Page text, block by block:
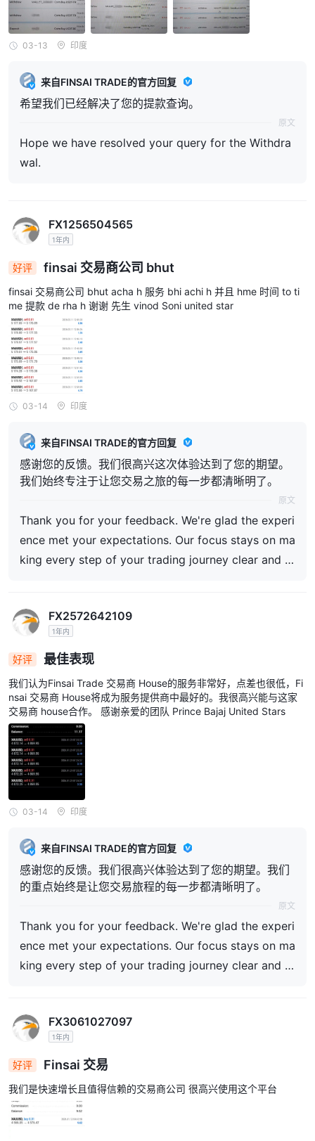
03-13 印度
来自FINSAI TRADE的官方回复
希望我们已经解决了您的提款查询。
原文
Hope we have resolved your query for the Withdra
wal.
FX1256504565
1年内
好评 finsai 交易商公司 bhut
finsai 交易商公司 bhut acha h 服务 bhi achi h 并且 hme 时间 to ti
me 提款 de rha h 谢谢 先生 vinod Soni united star
03-14 印度
来自FINSAI TRADE的官方回复
感谢您的反馈。我们很高兴这次体验达到了您的期望。
我们始终专注于让您交易之旅的每一步都清晰明了。
原文
Thank you for your feedback. We're glad the experi
ence met your expectations. Our focus stays on ma
king every step of your trading journey clear and st
FX2572642109
1年内
好评 最佳表现
我们认为Finsai Trade 交易商 House的服务非常好，点差也很低，Fi
nsai 交易商 House将成为服务提供商中最好的。我很高兴能与这家
交易商 house合作。 感谢亲爱的团队 Prince Bajaj United Stars
03-14 印度
来自FINSAI TRADE的官方回复
感谢您的反馈。我们很高兴体验达到了您的期望。我们
的重点始终是让您交易旅程的每一步都清晰明了。
原文
Thank you for your feedback. We're glad the experi
ence met your expectations. Our focus stays on ma
king every step of your trading journey clear and st
FX3061027097
1年内
好评 Finsai 交易
我们是快速增长且值得信赖的交易商公司 很高兴使用这个平台